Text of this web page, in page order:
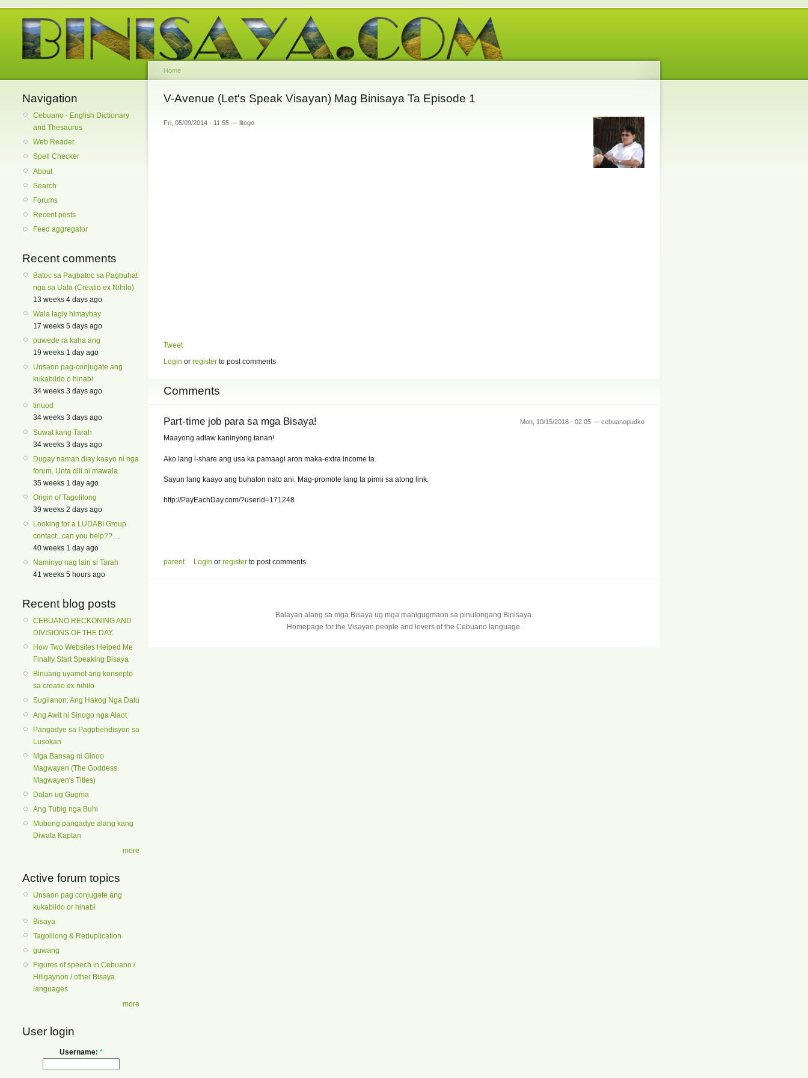
Navigation
Cebuano - English Dictionary
and Thesaurus
Web Reader
Spell Checker
About
Search
Forums
Recent posts
Feed aggregator
Recent comments
Batoc sa Pagbatoc sa Pagbuhat
nga sa Uala (Creatio ex Nihilo)
13 weeks 4 days ago
Wala lagiy himaybay
17 weeks 5 days ago
puwede ra kaha ang
19 weeks 1 day ago
Unsaon pag-conjugate ang
kukabildo o hinabi
34 weeks 3 days ago
tinuod
34 weeks 3 days ago
Suwat kang Tarah
34 weeks 3 days ago
Dugay naman diay kaayo ni nga
forum. Unta dili ni mawala.
35 weeks 1 day ago
Origin of Tagolilong
39 weeks 2 days ago
Looking for a LUDABI Group
contact...can you help??....
40 weeks 1 day ago
Naminyo nag lain si Tarah
41 weeks 5 hours ago
Recent blog posts
CEBUANO RECKONING AND
DIVISIONS OF THE DAY.
How Two Websites Helped Me
Finally Start Speaking Bisaya
Binuang uyamot ang konsepto
sa creatio ex nihilo
Sugilanon: Ang Hakog Nga Datu
Ang Awit ni Sinogo nga Alaot
Pangadye sa Pagpbendisyon sa
Lusokan
Mga Bansag ni Ginoo
Magwayen (The Goddess
Magwayen's Titles)
Dalan ug Gugma
Ang Tubig nga Buhi
Mubong pangadye alang kang
Diwata Kaptan
more
Active forum topics
Unsaon pag conjugate ang
kukabildo or hinabi
Bisaya
Tagolilong & Reduplication
guwang
Figures of speech in Cebuano /
Hiligaynon / other Bisaya
languages
more
User login
Username: *
Home
V-Avenue (Let's Speak Visayan) Mag Binisaya Ta Episode 1
Fri, 05/09/2014 - 11:55 — litogo
Tweet
Login or register to post comments
Comments
Mon, 10/15/2018 - 02:05 — cebuanopudko
Part-time job para sa mga Bisaya!
Maayong adlaw kaninyong tanan!
Ako lang i-share ang usa ka pamaagi aron maka-extra income ta.
Sayun lang kaayo ang buhaton nato ani. Mag-promote lang ta pirmi sa atong link.
http://PayEachDay.com/?userid=171248
parent Login or register to post comments
Balayan alang sa mga Bisaya ug mga mahigugmaon sa pinulongang Binisaya.
Homepage for the Visayan people and lovers of the Cebuano language.